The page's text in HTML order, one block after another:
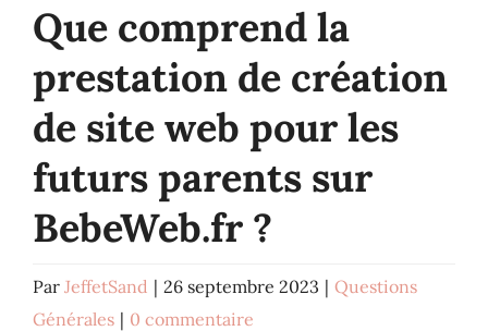
Faq
Que comprend la
prestation de création
de site web pour les
futurs parents sur
BebeWeb.fr ?
Par JeffetSand | 26 septembre 2023 | Questions
Générales | 0 commentaire